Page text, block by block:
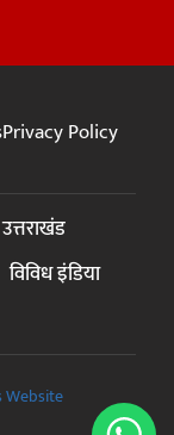
Privacy Policy
उत्तराखंड
विविध इंडिया
Website